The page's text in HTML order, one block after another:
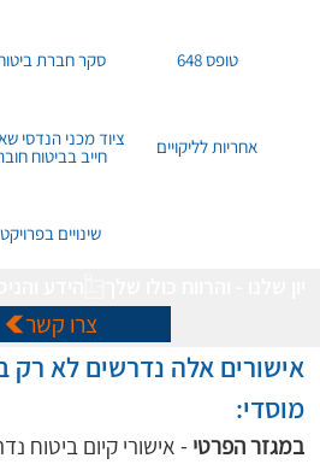
טופס 648 סקר חברת
אחריות לליקויים ציוד מכני הנדסי
חייב בביטוח
שינויים בפרויקט
צרו קשר
אישורים אלה נדרשים לא רק
מוסדי:
במגזר הפרטי - אישורי קיום ביטוח